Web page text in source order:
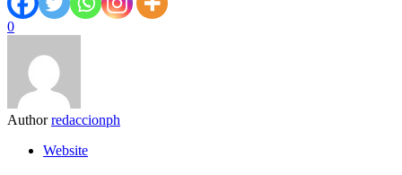
0
Author redaccionph
Website